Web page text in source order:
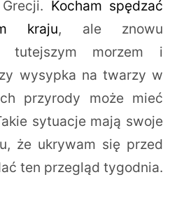
Kocham spędzać
kraju, ale znowu
tutejszym morzem i
wysypka na twarzy w
przyrody może mieć
sytuacje mają swoje
że ukrywam się przed
ten przegląd tygodnia.